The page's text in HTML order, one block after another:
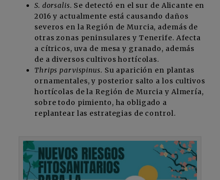
S. dorsalis. Se detectó en el sur de Alicante en
2016 y actualmente está causando daños
severos en la Región de Murcia, además de
otras zonas peninsulares y Tenerife. Afecta
a cítricos, uva de mesa y granado, además
de a diversos cultivos hortícolas.
Thrips parvispinus. Su aparición en plantas
ornamentales, y posterior salto a los cultivos
hortícolas de la Región de Murcia y Almería,
sobre todo pimiento, ha obligado a
replantear las estrategias de control.